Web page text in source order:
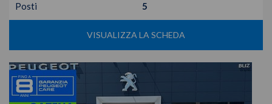
Posti
5
VISUALIZZA LA SCHEDA